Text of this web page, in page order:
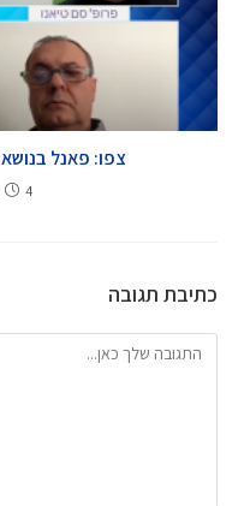
צפו: פאנל בנושא
4 בנובמבר 2020
כתיבת תגובה